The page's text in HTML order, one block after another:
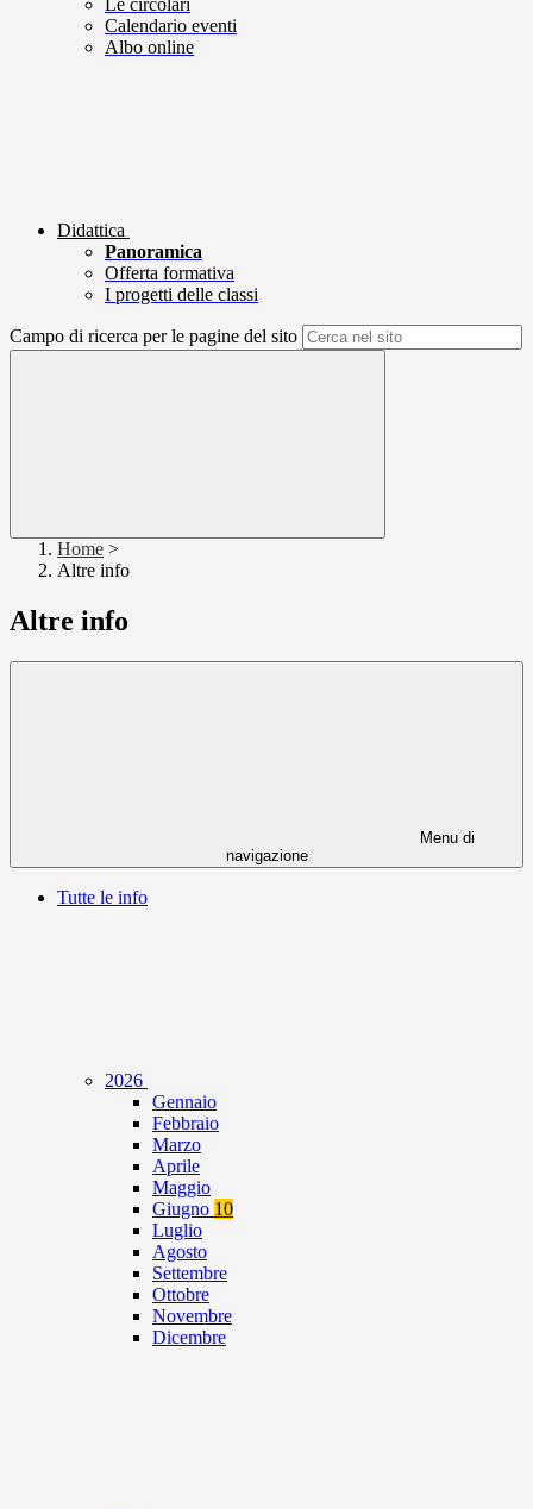
Le circolari
Calendario eventi
Albo online
Didattica
Panoramica
Offerta formativa
I progetti delle classi
Campo di ricerca per le pagine del sito
Home >
Altre info
Altre info
Menu di
navigazione
Tutte le info
2026
Gennaio
Febbraio
Marzo
Aprile
Maggio
Giugno 10
Luglio
Agosto
Settembre
Ottobre
Novembre
Dicembre